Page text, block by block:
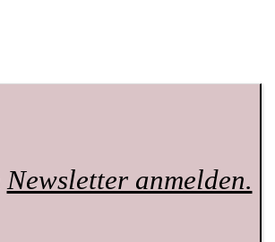
Newsletter anmelden.